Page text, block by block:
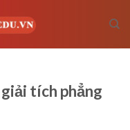
tích phẳng